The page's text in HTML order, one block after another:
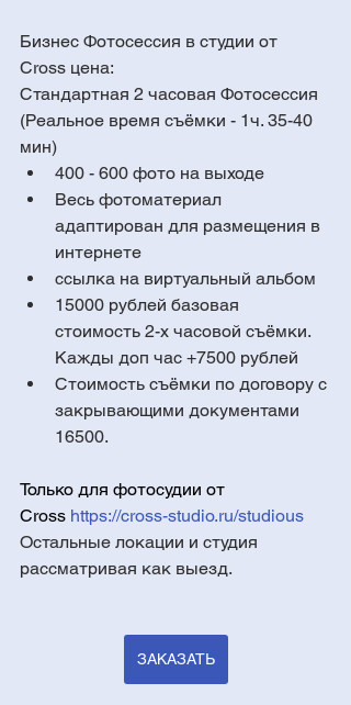
Бизнес Фотосессия в студии от
Cross цена:
Стандартная 2 часовая Фотосессия
(Реальное время съёмки - 1ч. 35-40
мин)
400 - 600 фото на выходе
Весь фотоматериал
адаптирован для размещения в
интернете
ссылка на виртуальный альбом
15000 рублей базовая
стоимость 2-х часовой съёмки.
Кажды доп час +7500 рублей
Стоимость съёмки по договору с
закрывающими документами
16500.
Только для фотосудии от
Cross https://cross-studio.ru/studious
Остальные локации и студия
рассматривая как выезд.
ЗАКАЗАТЬ